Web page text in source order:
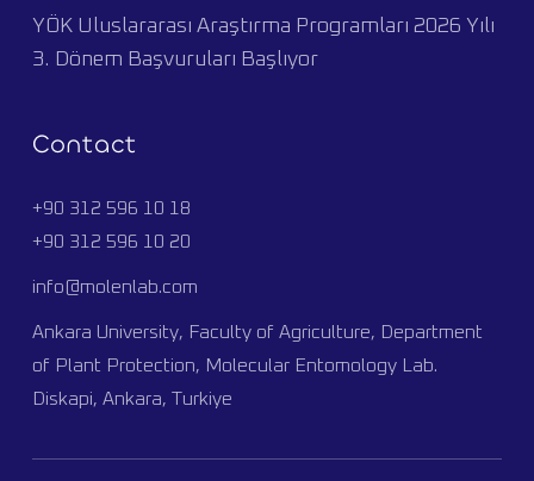
YÖK Uluslararası Araştırma Programları 2026 Yılı
3. Dönem Başvuruları Başlıyor
Contact
+90 312 596 10 18
+90 312 596 10 20
info@molenlab.com
Ankara University, Faculty of Agriculture, Department
of Plant Protection, Molecular Entomology Lab.
Diskapi, Ankara, Turkiye